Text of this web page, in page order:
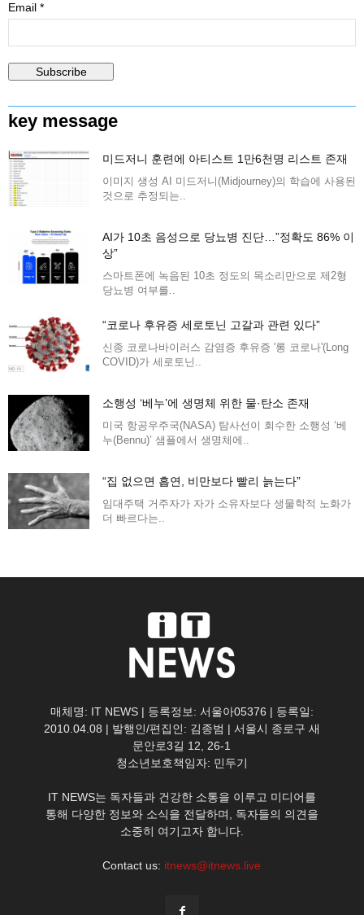
Email *
key message
미드저니 훈련에 아티스트 1만6천명 리스트 존재
이미지 생성 AI 미드저니(Midjourney)의 학습에 사용된
것으로 추정되는..
AI가 10초 음성으로 당뇨병 진단…”정확도 86% 이
상”
스마트폰에 녹음된 10초 정도의 목소리만으로 제2형
당뇨병 여부를..
“코로나 후유증 세로토닌 고갈과 관련 있다”
신종 코로나바이러스 감염증 후유증 '롱 코로나'(Long
COVID)가 세로토닌..
소행성 ‘베누’에 생명체 위한 물·탄소 존재
미국 항공우주국(NASA) 탐사선이 회수한 소행성 ‘베
누(Bennu)’ 샘플에서 생명체에..
“집 없으면 흡연, 비만보다 빨리 늙는다”
임대주택 거주자가 자가 소유자보다 생물학적 노화가
더 빠르다는..
매체명: IT NEWS | 등록정보: 서울아05376 | 등록일:
2010.04.08 | 발행인/편집인: 김종범 | 서울시 종로구 새
문안로3길 12, 26-1
청소년보호책임자: 민두기
IT NEWS는 독자들과 건강한 소통을 이루고 미디어를
통해 다양한 정보와 소식을 전달하며, 독자들의 의견을
소중히 여기고자 합니다.
Contact us: itnews@itnews.live